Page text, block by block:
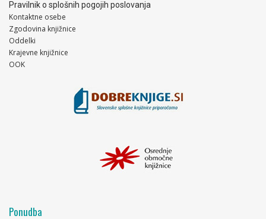
Pravilnik o splošnih pogojih poslovanja
Kontaktne osebe
Zgodovina knjižnice
Oddelki
Krajevne knjižnice
OOK
Ponudba